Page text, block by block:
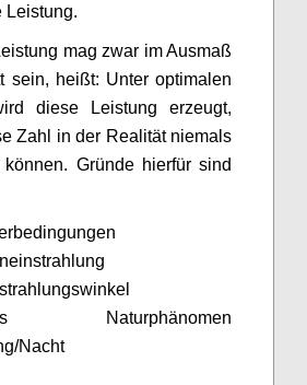
Leistung.
mag zwar im Ausmaß
sein, heißt: Unter optimalen
diese Leistung erzeugt,
Zahl in der Realität niemals
Gründe hierfür sind
Nacht